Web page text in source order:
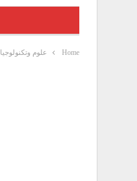
Home علوم وتكنولوجيا